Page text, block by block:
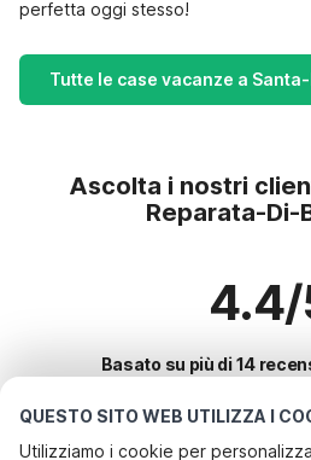
QUESTO SITO WEB UTILIZZA I
Utilizziamo i cookie per
perfetta oggi stesso!
Tutte le case vacanze a
Ascolta i nostri
Reparata-Di-
Basato su più di 14